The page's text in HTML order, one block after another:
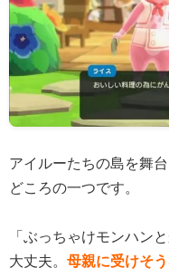
アイルーたちの島を舞
どころの一つです。
「ぶっちゃけモンハン
大丈夫。 母親に受けそ